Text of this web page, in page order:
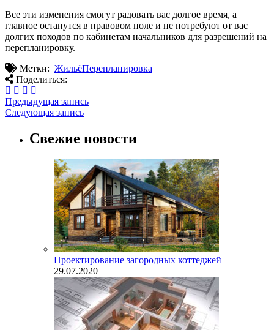
Все эти изменения смогут радовать вас долгое время, а
главное останутся в правовом поле и не потребуют от вас
долгих походов по кабинетам начальников для разрешений на
перепланировку.
Метки: ЖильёПерепланировка
Поделиться:
Предыдущая запись
Следующая запись
Свежие новости
Проектирование загородных коттеджей
29.07.2020